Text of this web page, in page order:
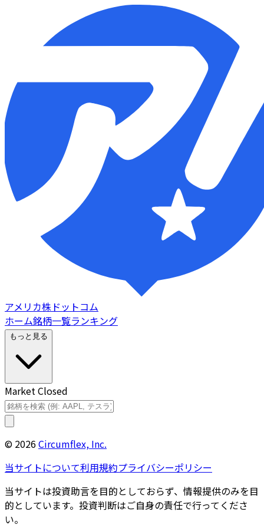
アメリカ株ドットコム
ホーム銘柄一覧ランキング
もっと見る
Market Closed
© 2026Circumflex, Inc.
当サイトについて利用規約プライバシーポリシー
当サイトは投資助言を目的としておらず、情報提供のみを目
的としています。投資判断はご自身の責任で行ってくださ
い。